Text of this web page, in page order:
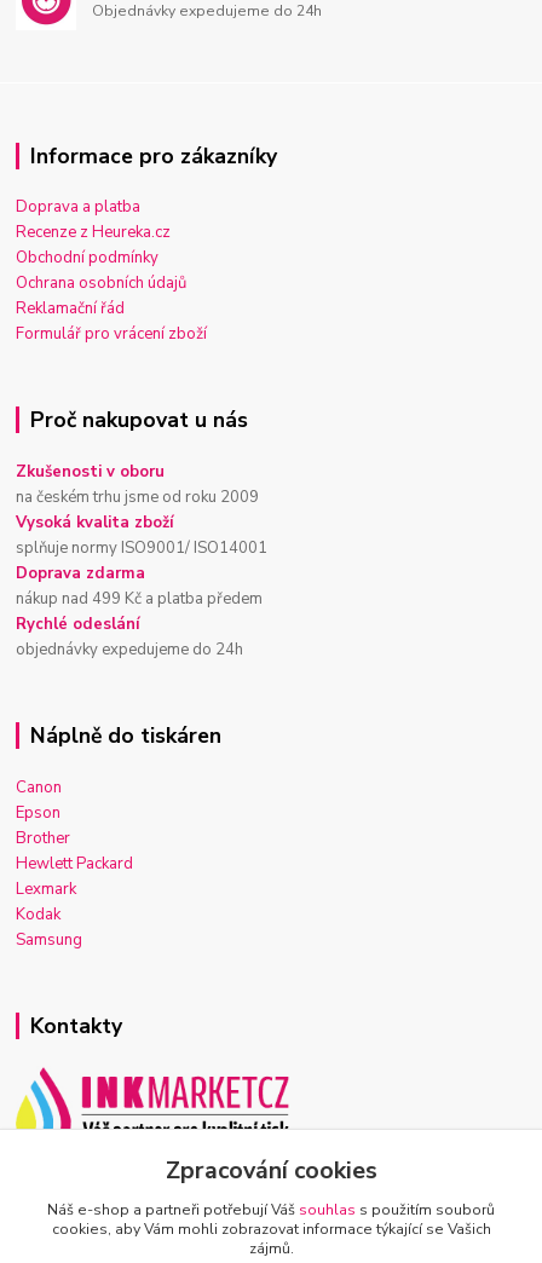
Objednávky expedujeme do 24h
Informace pro zákazníky
Doprava a platba
Recenze z Heureka.cz
Obchodní podmínky
Ochrana osobních údajů
Reklamační řád
Formulář pro vrácení zboží
Proč nakupovat u nás
Zkušenosti v oboru
na českém trhu jsme od roku 2009
Vysoká kvalita zboží
splňuje normy ISO9001/ ISO14001
Doprava zdarma
nákup nad 499 Kč a platba předem
Rychlé odeslání
objednávky expedujeme do 24h
Náplně do tiskáren
Canon
Epson
Brother
Hewlett Packard
Lexmark
Kodak
Samsung
Kontakty
Josef Macek
+420 603 921 266
Po-Ne, 7-22h
Zpracování cookies
Náš e-shop a partneři potřebují Váš souhlas s použitím souborů
cookies, aby Vám mohli zobrazovat informace týkající se Vašich
zájmů.